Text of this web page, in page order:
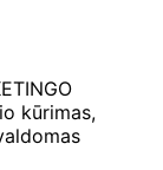
kūrimas,